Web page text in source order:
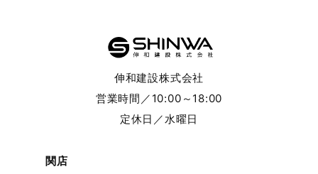
2024年2月
伸和建設株式会社
営業時間／10:00～18:00
定休日／水曜日
関店